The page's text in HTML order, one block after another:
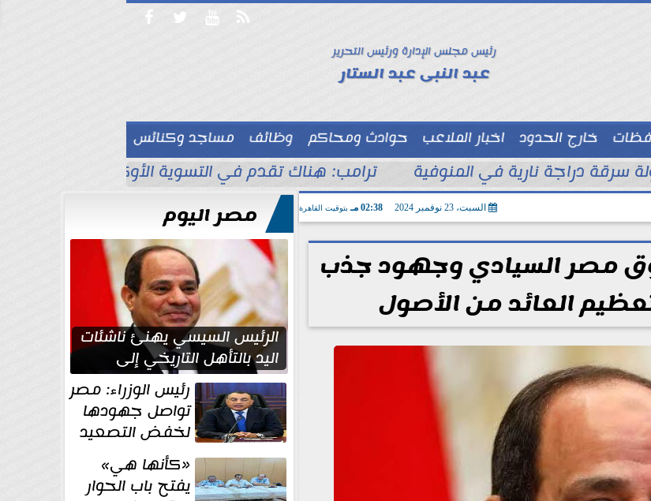
   
رئيس مجلس الإدارة ورئيس التحرير
عبد النبى عبد الستار
خارج الحدود اخبار الملاعب حوادث ومحاكم وظائف
مساجد وكنائس
توك شو 
ترامب: هناك تقدم في التسوية الأوكرانية
السبت، 23 نوفمبر 2024 02:38 مـ بتوقيت القاهرة
مصر السيادي وجهود جذب
العائد من الأصول
مصر اليوم
الرئيس السيسي يهنئ ناشئات
اليد بالتأهل التاريخي إلى
نصف نهائي كأس العالم
رئيس الوزراء: مصر
تواصل جهودها
لخفض التصعيد
والحفاظ على
الاستقرار الإقليمي«كأنها هي»
يفتح باب الحوار